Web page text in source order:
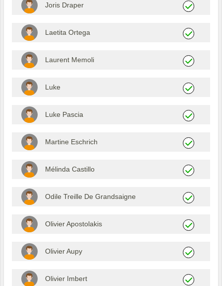
Joris Draper
Laetita Ortega
Laurent Memoli
Luke
Luke Pascia
Martine Eschrich
Mélinda Castillo
Odile Treille De Grandsaigne
Olivier Apostolakis
Olivier Aupy
Olivier Imbert